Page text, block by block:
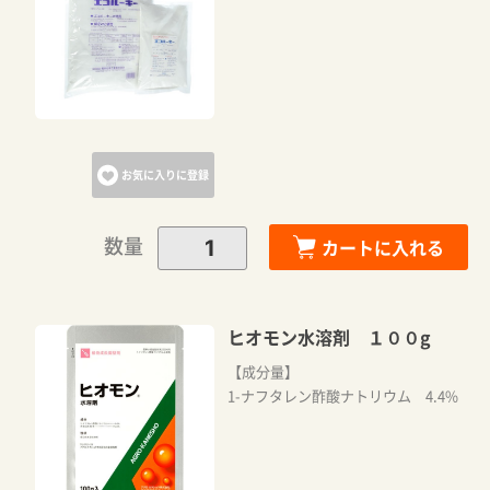
お気に入りに登録
数量 カートに入れる
ヒオモン水溶剤 １００g
【成分量】
1-ナフタレン酢酸ナトリウム 4.4%